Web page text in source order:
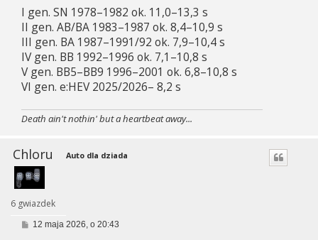
I gen. SN 1978–1982 ok. 11,0–13,3 s
II gen. AB/BA 1983–1987 ok. 8,4–10,9 s
III gen. BA 1987–1991/92 ok. 7,9–10,4 s
IV gen. BB 1992–1996 ok. 7,1–10,8 s
V gen. BB5–BB9 1996–2001 ok. 6,8–10,8 s
VI gen. e:HEV 2025/2026– 8,2 s
Death ain't nothin' but a heartbeat away...
Chloru
6 gwiazdek
Auto dla dziada
P12 maja 2026, o 20:43